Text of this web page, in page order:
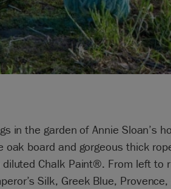
in the garden of Annie Sloan’s
oak board and gorgeous thick
Chalk Paint®. From left to
Silk, Greek Blue,